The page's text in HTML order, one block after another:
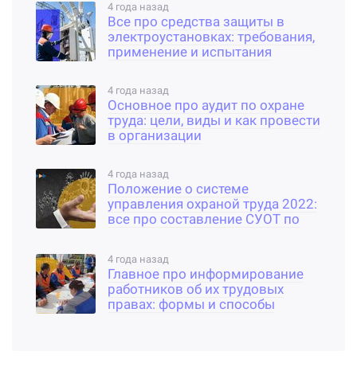
4 года назад
Все про средства защиты в
электроустановках: требования,
применение и испытания
4 года назад
Основное про аудит по охране
труда: цели, виды и как провести
в организации
4 года назад
Положение о системе
управления охраной труда 2022:
все про составление СУОТ по
4 года назад
Главное про информирование
работников об их трудовых
правах: формы и способы